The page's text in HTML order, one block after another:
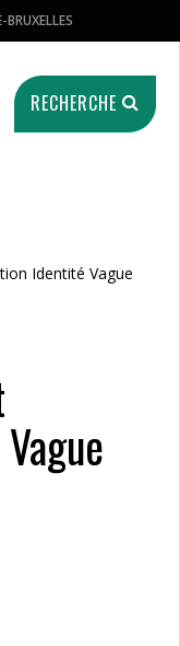
RECHERCHE
Identité Vague